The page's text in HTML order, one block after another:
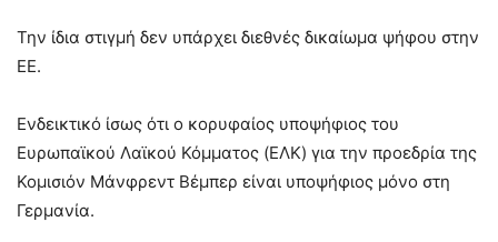
Την ίδια στιγμή δεν υπάρχει διεθνές δικαίωμα ψήφου στην
ΕΕ.
Ενδεικτικό ίσως ότι ο κορυφαίος υποψήφιος του
Ευρωπαϊκού Λαϊκού Κόμματος (EΛK) για την προεδρία της
Κομισιόν Μάνφρεντ Βέμπερ είναι υποψήφιος μόνο στη
Γερμανία.